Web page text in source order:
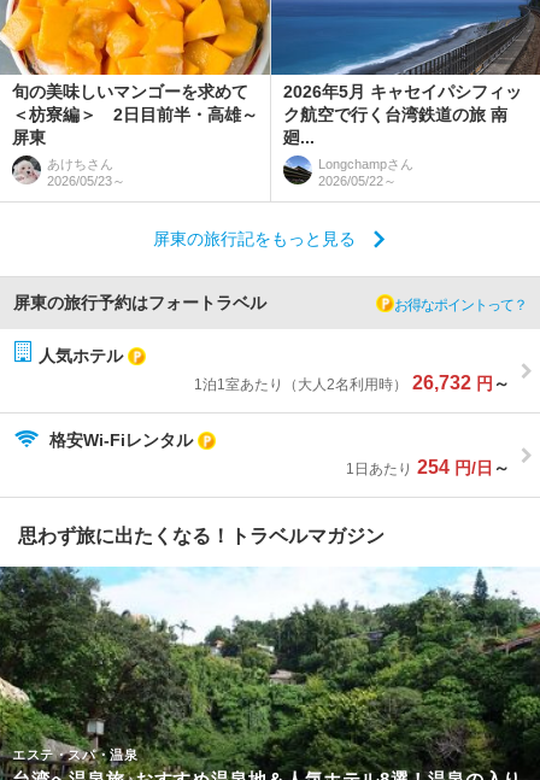
旬の美味しいマンゴーを求めて
＜枋寮編＞ 2日目前半・高雄～
屏東
あけちさん
2026/05/23～
2026年5月 キャセイパシフィッ
ク航空で行く台湾鉄道の旅 南
廻...
Longchampさん
2026/05/22～
屏東の旅行記をもっと見る
屏東の旅行予約はフォートラベル お得なポイントって？
人気ホテル
1泊1室あたり（大人2名利用時） 26,732 円 ～
格安Wi-Fiレンタル
1日あたり 254 円/日 ～
思わず旅に出たくなる！トラベルマガジン
エステ・スパ・温泉